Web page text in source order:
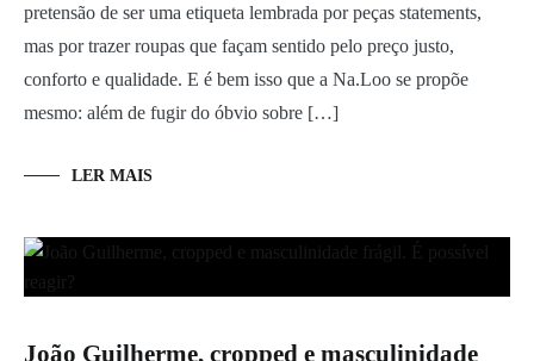
pretensão de ser uma etiqueta lembrada por peças statements,
mas por trazer roupas que façam sentido pelo preço justo,
conforto e qualidade. E é bem isso que a Na.Loo se propõe
mesmo: além de fugir do óbvio sobre […]
LER MAIS
João Guilherme, cropped e masculinidade